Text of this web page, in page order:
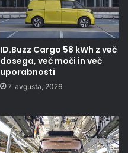
ID.Buzz Cargo 58 kWh z več
dosega, več moči in več
uporabnosti
7. avgusta, 2026